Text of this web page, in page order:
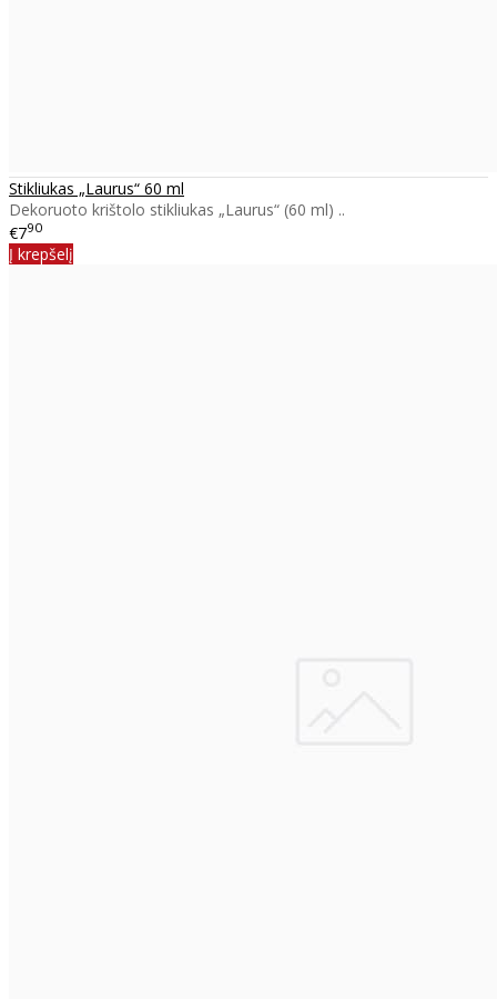
Stikliukas „Laurus“ 60 ml
Dekoruoto krištolo stikliukas „Laurus“ (60 ml) ..
€790
Į krepšelį